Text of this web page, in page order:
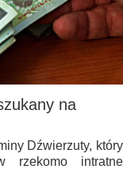
na
Dźwierzuty, który
rzekomo intratne